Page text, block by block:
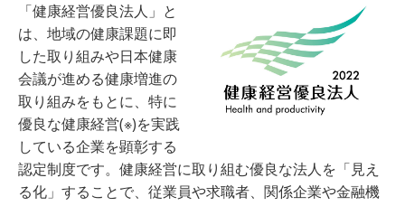
「健康経営優良法人」と
は、地域の健康課題に即
した取り組みや日本健康
会議が進める健康増進の
取り組みをもとに、特に
優良な健康経営(※)を実践
している企業を顕彰する
認定制度です。健康経営に取り組む優良な法人を「見え
る化」することで、従業員や求職者、関係企業や金融機